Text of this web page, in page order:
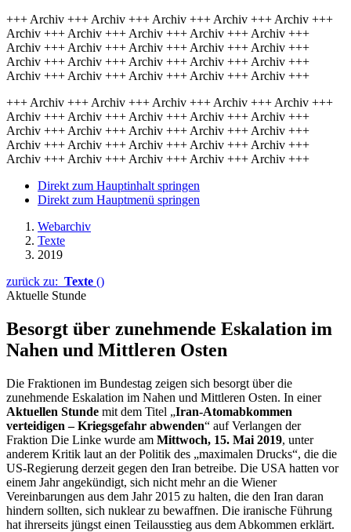
+++ Archiv +++ Archiv +++ Archiv +++ Archiv +++ Archiv +++
Archiv +++ Archiv +++ Archiv +++ Archiv +++ Archiv +++
Archiv +++ Archiv +++ Archiv +++ Archiv +++ Archiv +++
Archiv +++ Archiv +++ Archiv +++ Archiv +++ Archiv +++
Archiv +++ Archiv +++ Archiv +++ Archiv +++ Archiv +++
+++ Archiv +++ Archiv +++ Archiv +++ Archiv +++ Archiv +++
Archiv +++ Archiv +++ Archiv +++ Archiv +++ Archiv +++
Archiv +++ Archiv +++ Archiv +++ Archiv +++ Archiv +++
Archiv +++ Archiv +++ Archiv +++ Archiv +++ Archiv +++
Archiv +++ Archiv +++ Archiv +++ Archiv +++ Archiv +++
Direkt zum Hauptinhalt springen
Direkt zum Hauptmenü springen
Webarchiv
Texte
2019
zurück zu: Texte ()
Aktuelle Stunde
Besorgt über zunehmen­de Eskala­tion im
Nahen und Mittle­ren Osten
Die Fraktionen im Bundestag zeigen sich besorgt über die
zunehmende Eskalation im Nahen und Mittleren Osten. In einer
Aktuellen Stunde mit dem Titel „Iran-Atomabkommen
verteidigen – Kriegsgefahr abwenden“ auf Verlangen der
Fraktion Die Linke wurde am Mittwoch, 15. Mai 2019, unter
anderem Kritik laut an der Politik des „maximalen Drucks“, die die
US-Regierung derzeit gegen den Iran betreibe. Die USA hatten vor
einem Jahr angekündigt, sich nicht mehr an die Wiener
Vereinbarungen aus dem Jahr 2015 zu halten, die den Iran daran
hindern sollten, sich nuklear zu bewaffnen. Die iranische Führung
hat ihrerseits jüngst einen Teilausstieg aus dem Abkommen erklärt.